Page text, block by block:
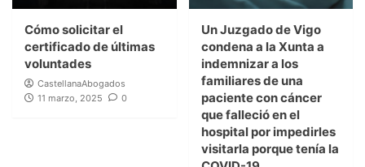
Cómo solicitar el
certificado de últimas
voluntades
CastellanaAbogados
11 marzo, 2025
0
Un Juzgado de Vigo
condena a la Xunta a
indemnizar a los
familiares de una
paciente con cáncer
que falleció en el
hospital por impedirles
visitarla porque tenía la